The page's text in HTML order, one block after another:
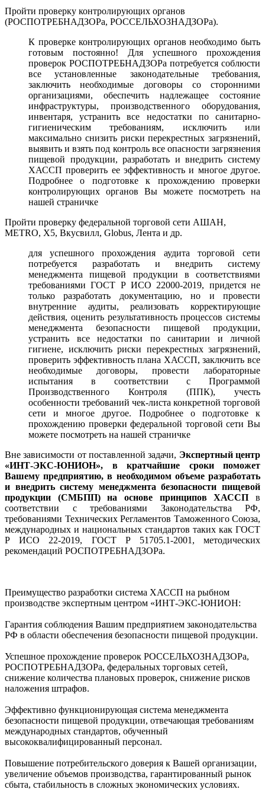
Пройти проверку контролирующих органов
(РОСПОТРЕБНАДЗОРа, РОССЕЛЬХОЗНАДЗОРа).
К проверке контролирующих органов необходимо быть
готовым постоянно! Для успешного прохождения
проверок РОСПОТРЕБНАДЗОРа потребуется соблюсти
все установленные законодательные требования,
заключить необходимые договоры со сторонними
организациями, обеспечить надлежащее состояние
инфраструктуры, производственного оборудования,
инвентаря, устранить все недостатки по санитарно-
гигиеническим требованиям, исключить или
максимально снизить риски перекрестных загрязнений,
выявить и взять под контроль все опасности загрязнения
пищевой продукции, разработать и внедрить систему
ХАССП проверить ее эффективность и многое другое.
Подробнее о подготовке к прохождению проверки
контролирующих органов Вы можете посмотреть на
нашей страничке
Пройти проверку федеральной торговой сети АШАН,
METRO, X5, Вкусвилл, Globus, Лента и др.
для успешного прохождения аудита торговой сети
потребуется разработать и внедрить систему
менеджмента пищевой продукции в соответствиями
требованиями ГОСТ Р ИСО 22000-2019, придется не
только разработать документацию, но и провести
внутренние аудиты, реализовать корректирующие
действия, оценить результативность процессов системы
менеджмента безопасности пищевой продукции,
устранить все недостатки по санитарии и личной
гигиене, исключить риски перекрестных загрязнений,
проверить эффективность плана ХАССП, заключить все
необходимые договоры, провести лабораторные
испытания в соответствии с Программой
Производственного Контроля (ППК), учесть
особенности требований чек-листа конкретной торговой
сети и многое другое. Подробнее о подготовке к
прохождению проверки федеральной торговой сети Вы
можете посмотреть на нашей страничке
Вне зависимости от поставленной задачи, Экспертный центр
«ИНТ-ЭКС-ЮНИОН», в кратчайшие сроки поможет
Вашему предприятию, в необходимом объеме разработать
и внедрить систему менеджмента безопасности пищевой
продукции (СМБПП) на основе принципов ХАССП в
соответствии с требованиями Законодательства РФ,
требованиями Технических Регламентов Таможенного Союза,
международных и национальных стандартов таких как ГОСТ
Р ИСО 22-2019, ГОСТ Р 51705.1-2001, методических
рекомендаций РОСПОТРЕБНАДЗОРа.
Преимущество разработки система ХАССП на рыбном
производстве экспертным центром «ИНТ-ЭКС-ЮНИОН:
Гарантия соблюдения Вашим предприятием законодательства
РФ в области обеспечения безопасности пищевой продукции.
Успешное прохождение проверок РОССЕЛЬХОЗНАДЗОРа,
РОСПОТРЕБНАДЗОРа, федеральных торговых сетей,
снижение количества плановых проверок, снижение рисков
наложения штрафов.
Эффективно функционирующая система менеджмента
безопасности пищевой продукции, отвечающая требованиям
международных стандартов, обученный
высококвалифицированный персонал.
Повышение потребительского доверия к Вашей организации,
увеличение объемов производства, гарантированный рынок
сбыта, стабильность в сложных экономических условиях.